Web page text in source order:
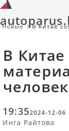
Новые
В Китае
В
19:352024-12-06
Инга Райтова